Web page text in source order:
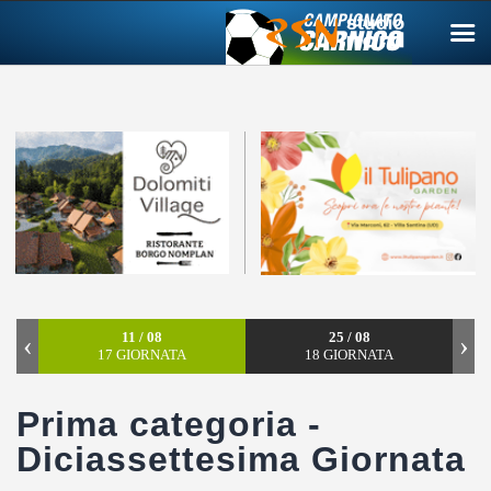
Campionato carnico
Coppa Carnia
Supercoppa
ERREA Cup
Calendari
Migliori
Albo d’oro
11 / 08
17 GIORNATA
25 / 08
18 GIORNATA
‹ ›
Prima categoria -
Diciassettesima Giornata